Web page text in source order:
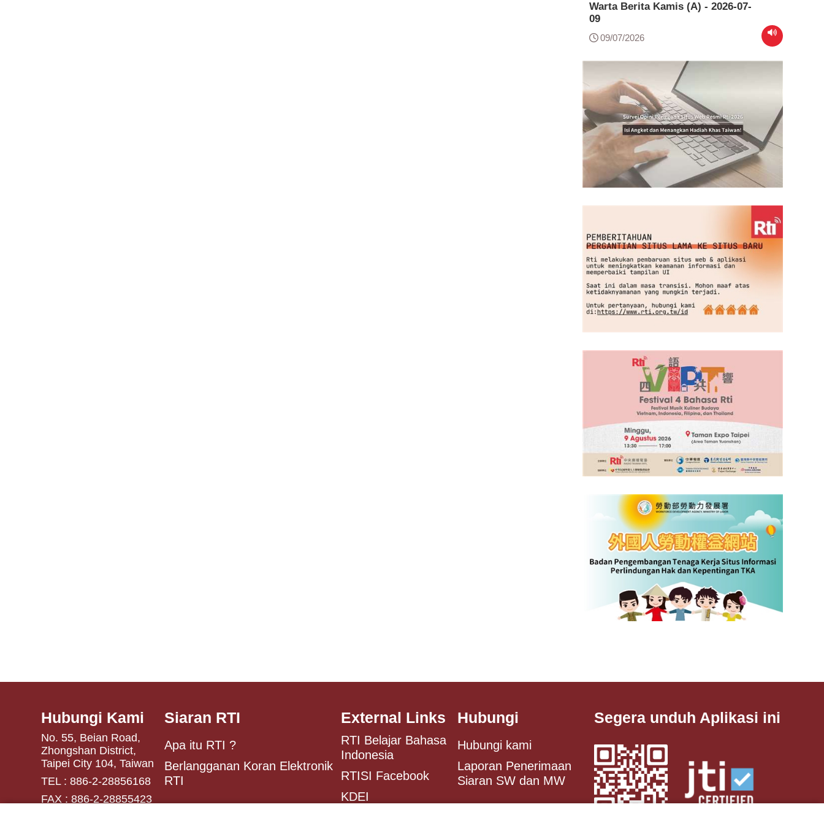
Warta Berita Kamis (A) - 2026-07-
09
09/07/2026
Hubungi Kami
No. 55, Beian Road,
Zhongshan District,
Taipei City 104, Taiwan
TEL : 886-2-28856168
FAX : 886-2-28855423
Siaran RTI
Apa itu RTI ?
Berlangganan Koran Elektronik
RTI
External Links
RTI Belajar Bahasa
Indonesia
RTISI Facebook
KDEI
Hubungi
Hubungi kami
Laporan Penerimaan
Siaran SW dan MW
Segera unduh Aplikasi ini